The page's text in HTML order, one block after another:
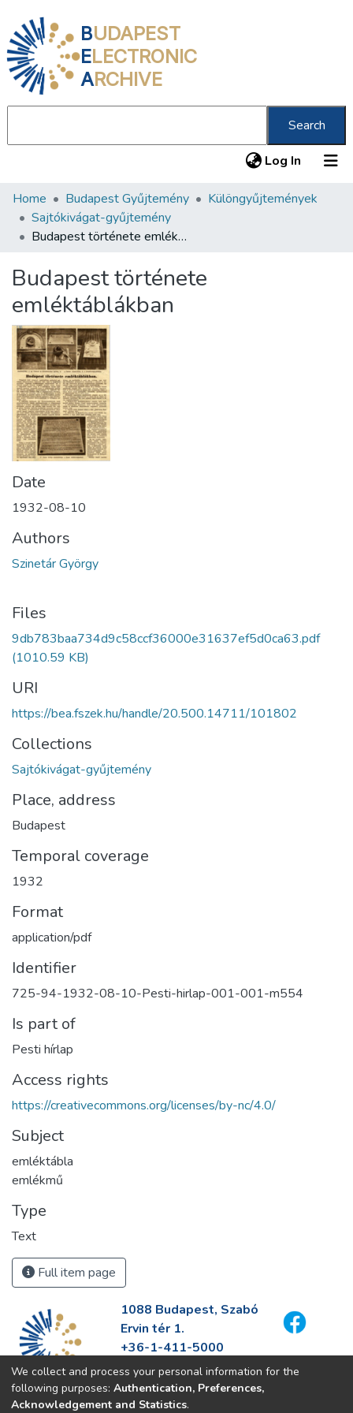
BUDAPEST
ELECTRONIC
ARCHIVE
Search
Log In (current)
Communities & Collections
All of DSpace
About us
Home Budapest Gyűjtemény
Különgyűjtemények
Sajtókivágat-gyűjtemény
Budapest története emléktáblákban
Budapest története
emléktáblákban
Date
1932-08-10
Authors
Szinetár György
Files
9db783baa734d9c58ccf36000e31637ef5d0ca63.pdf
(1010.59 KB)
URI
https://bea.fszek.hu/handle/20.500.14711/101802
Collections
Sajtókivágat-gyűjtemény
Place, address
Budapest
Temporal coverage
1932
Format
application/pdf
Identifier
725-94-1932-08-10-Pesti-hirlap-001-001-m554
Is part of
Pesti hírlap
Access rights
https://creativecommons.org/licenses/by-nc/4.0/
Subject
emléktábla
emlékmű
Type
Text
Full item page
1088 Budapest, Szabó
Ervin tér 1.
+36-1-411-5000
info@fszek.hu
https://fszek.hu
We collect and process your personal information for the
following purposes: Authentication, Preferences,
Acknowledgement and Statistics.